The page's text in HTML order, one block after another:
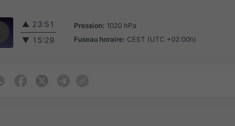
▲ 23:51
▼ 15:29
Pression: 1020 hPa
Fuseau horaire: CEST (UTC +02:00h)